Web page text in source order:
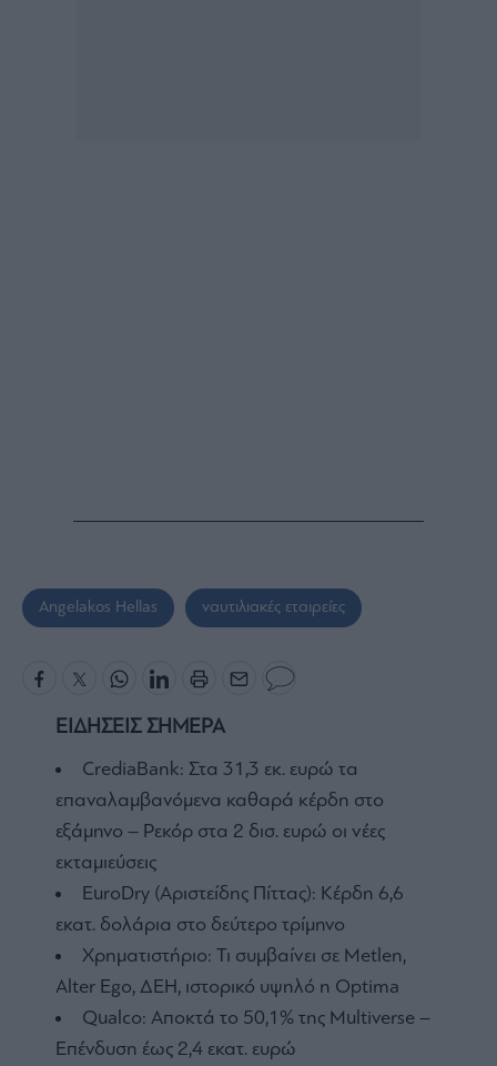
Angelakos Hellas ναυτιλιακές εταιρείες
ΕΙΔΗΣΕΙΣ ΣΗΜΕΡΑ
CrediaBank: Στα 31,3 εκ. ευρώ τα
επαναλαμβανόμενα καθαρά κέρδη στο
εξάμηνο – Ρεκόρ στα 2 δισ. ευρώ οι νέες
εκταμιεύσεις
EuroDry (Αριστείδης Πίττας): Κέρδη 6,6
εκατ. δολάρια στο δεύτερο τρίμηνο
Χρηματιστήριο: Τι συμβαίνει σε Metlen,
Αlter Ego, ΔΕΗ, ιστορικό υψηλό η Optima
Qualco: Αποκτά το 50,1% της Multiverse –
Επένδυση έως 2,4 εκατ. ευρώ